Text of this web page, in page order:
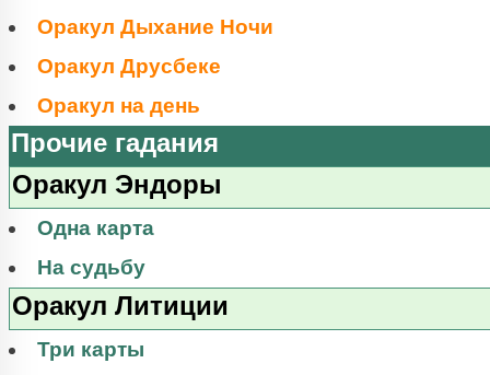
Оракул Дыхание Ночи
Оракул Друсбеке
Оракул на день
Прочие гадания
Оракул Эндоры
Одна карта
На судьбу
Оракул Литиции
Три карты